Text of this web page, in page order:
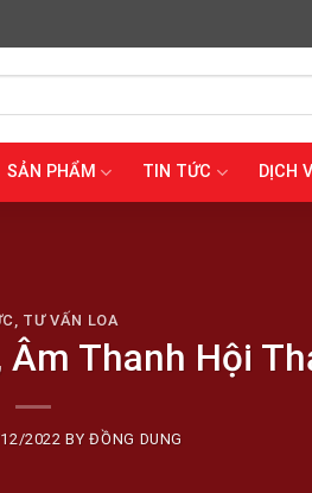
SẢN PHẨM TIN TỨC DỊCH
TƯ VẤN LOA
Âm Thanh Hội
2022 BYĐỒNG DUNG